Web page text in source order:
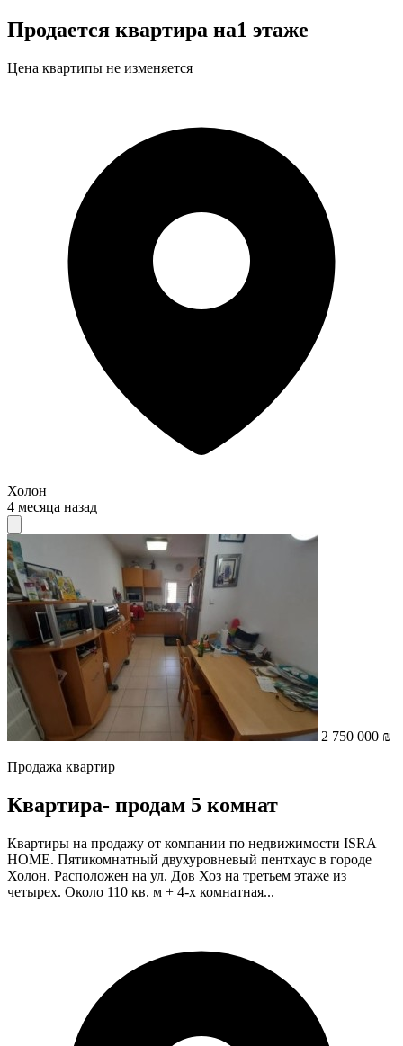
Продается квартира на1 этаже
Цена квартипы не изменяется
Холон
4 месяца назад
2 750 000 ₪
Продажа квартир
Квартира- продам 5 комнат
Квартиры на продажу от компании по недвижимости ISRA
HOME. Пятикомнатный двухуровневый пентхаус в городе
Холон. Расположен на ул. Дов Хоз на третьем этаже из
четырех. Около 110 кв. м + 4-х комнатная...